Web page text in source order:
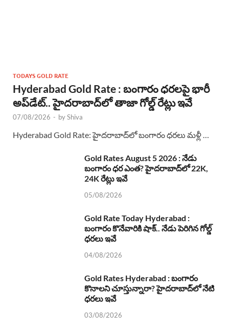
TODAYS GOLD RATE
Hyderabad Gold Rate : బంగారం ధరలపై భారీ
అప్‌డేట్.. హైదరాబాద్‌లో తాజా గోల్డ్ రేట్లు ఇవే
07/08/2026 - byShiva
Hyderabad Gold Rate: హైదరాబాద్‌లో బంగారం ధరలు మళ్లీ …
Gold Rates August 5 2026 : నేడు
బంగారం ధర ఎంత? హైదరాబాద్‌లో 22K,
24K రేట్లు ఇవే
05/08/2026
Gold Rate Today Hyderabad :
బంగారం కొనేవారికి షాక్.. నేడు పెరిగిన గోల్డ్
ధరలు ఇవే
04/08/2026
Gold Rates Hyderabad : బంగారం
కొనాలని చూస్తున్నారా? హైదరాబాద్‌లో నేటి
ధరలు ఇవే
03/08/2026